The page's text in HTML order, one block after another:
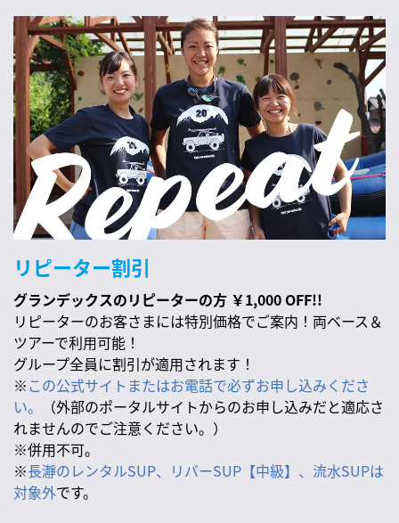
リピーター割引
グランデックスのリピーターの方 ￥1,000 OFF!!
リピーターのお客さまには特別価格でご案内！両ベース＆
ツアーで利用可能！
グループ全員に割引が適用されます！
※この公式サイトまたはお電話で必ずお申し込みくださ
い。
（外部のポータルサイトからのお申し込みだと適応さ
れませんのでご注意ください。）
※併用不可。
※長瀞のレンタルSUP、リバーSUP【中級】、流水SUPは
対象外です。